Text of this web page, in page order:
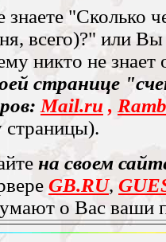
"Сколько
всего)?" или
никто не
странице
Mail.ru ,
страницы).
на своем
GB.RU,
о Вас ваши